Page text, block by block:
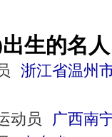
生的名
浙江省温州
动员 广西南